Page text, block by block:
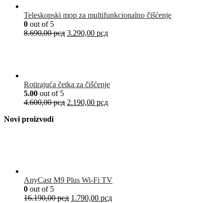
Teleskopski mop za multifunkcionalno čišćenje
0 out of 5
8.690,00рсд 3.290,00 рсд
Rotirajuća četka za čišćenje
5.00 out of 5
4.600,00рсд 2.190,00 рсд
Novi proizvodi
AnyCast M9 Plus Wi-Fi TV
0 out of 5
16.190,00рсд 1.790,00 рсд